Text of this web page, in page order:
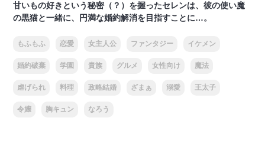
甘いもの好きという秘密（？）を握ったセレンは、彼の使い魔
の黒猫と一緒に、円満な婚約解消を目指すことに…。
もふもふ 恋愛 女主人公 ファンタジー イケメン
婚約破棄 学園 貴族 グルメ 女性向け 魔法
虐げられ 料理 政略結婚 ざまぁ 溺愛 王太子
令嬢 胸キュン なろう